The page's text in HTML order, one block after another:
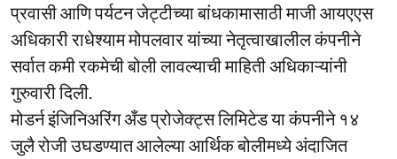
प्रवासी आणि पर्यटन जेट्टीच्या बांधकामासाठी माजी आयएएस
अधिकारी राधेश्याम मोपलवार यांच्या नेतृत्वाखालील कंपनीने
सर्वात कमी रकमेची बोली लावल्याची माहिती अधिकाऱ्यांनी
गुरुवारी दिली.
मोडर्न इंजिनिअरिंग अँड प्रोजेक्ट्स लिमिटेड या कंपनीने १४
जुलै रोजी उघडण्यात आलेल्या आर्थिक बोलीमध्ये अंदाजित